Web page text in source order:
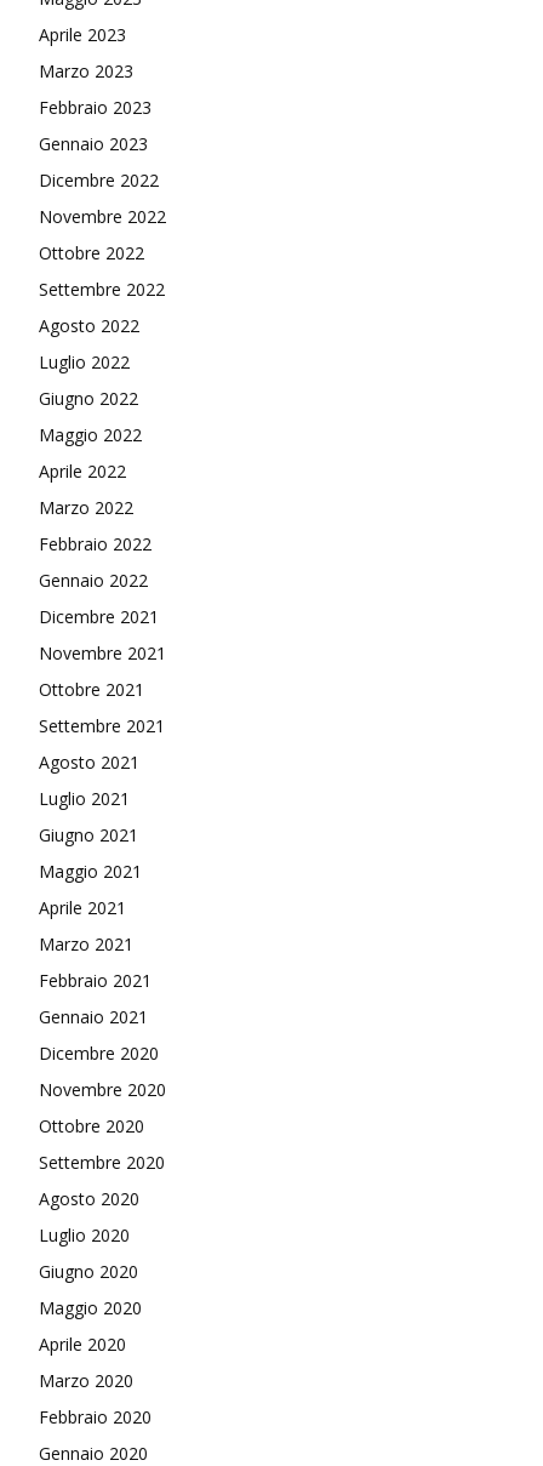
Aprile 2023
Marzo 2023
Febbraio 2023
Gennaio 2023
Dicembre 2022
Novembre 2022
Ottobre 2022
Settembre 2022
Agosto 2022
Luglio 2022
Giugno 2022
Maggio 2022
Aprile 2022
Marzo 2022
Febbraio 2022
Gennaio 2022
Dicembre 2021
Novembre 2021
Ottobre 2021
Settembre 2021
Agosto 2021
Luglio 2021
Giugno 2021
Maggio 2021
Aprile 2021
Marzo 2021
Febbraio 2021
Gennaio 2021
Dicembre 2020
Novembre 2020
Ottobre 2020
Settembre 2020
Agosto 2020
Luglio 2020
Giugno 2020
Maggio 2020
Aprile 2020
Marzo 2020
Febbraio 2020
Gennaio 2020